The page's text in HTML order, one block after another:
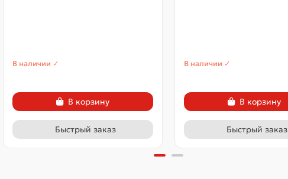
В наличии ✓
В корзину
Быстрый заказ
В наличии ✓
В корзину
Быстрый заказ